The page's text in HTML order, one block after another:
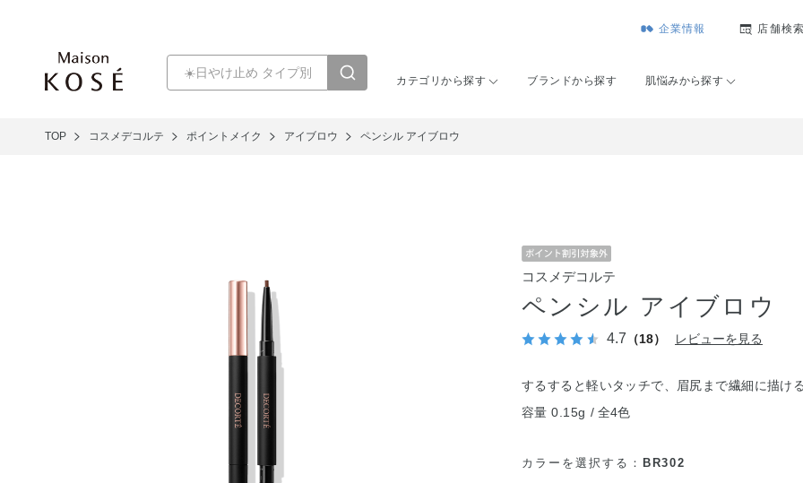
企業情報 店舗検索
カテゴリから探す ブランドから探す 肌悩みから探す
TOP コスメデコルテ ポイントメイク アイブロウ ペンシル アイブロウ
コスメデコルテ
ペンシル アイブロウ
4.7 （18） レビューを見る
するすると軽いタッチで、眉尻まで繊細に描け
容量 0.15g
全4色
カラーを選択する： BR302